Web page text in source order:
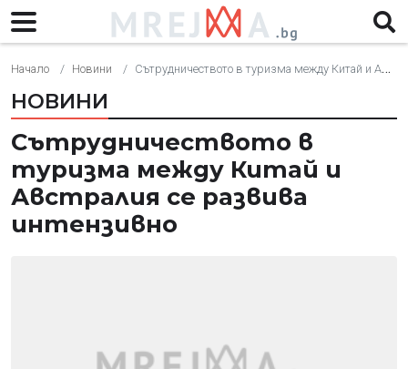
Начало Новини Сътрудничеството в туризма между Китай и Австралия се развива интензивно
НОВИНИ
Сътрудничеството в
туризма между Китай и
Австралия се развива
интензивно